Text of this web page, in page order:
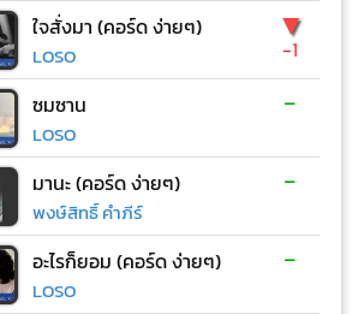
ใจสั่งมา (คอร์ด ง่ายๆ)
LOSO
▼
-1
ซมซาน
LOSO
-
มานะ (คอร์ด ง่ายๆ)
พงษ์สิทธิ์ คำภีร์
-
อะไรก็ยอม (คอร์ด ง่ายๆ)
LOSO
-